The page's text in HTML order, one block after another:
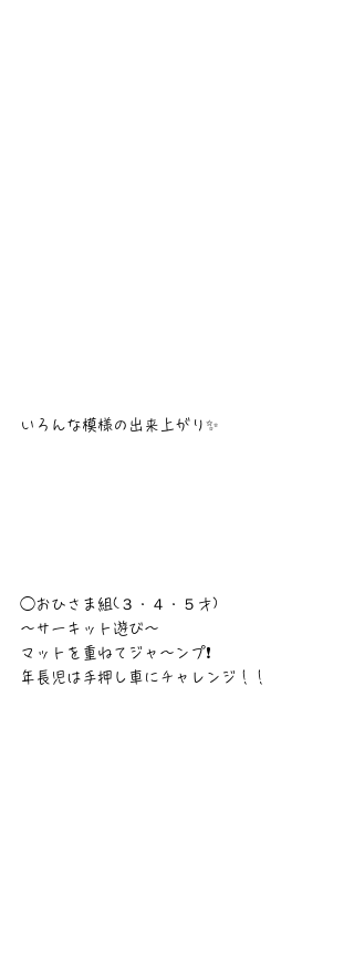
いろんな模様の出来上がり✨️
◯おひさま組(３・４・５才)
～サーキット遊び～
マットを重ねてジャ〜ンプ❗
年長児は手押し車にチャレンジ！！